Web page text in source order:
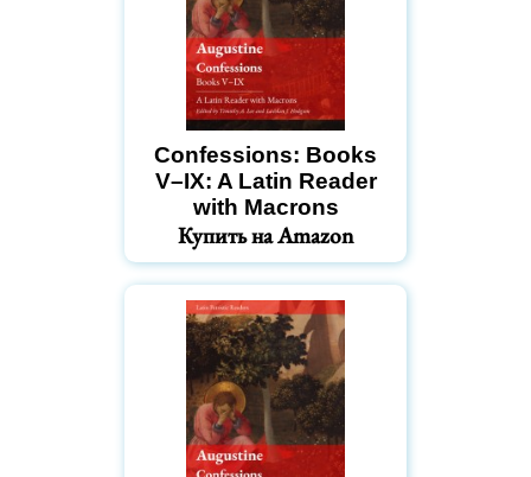
Confessions: Books
V–IX: A Latin Reader
with Macrons
Купить на Amazon